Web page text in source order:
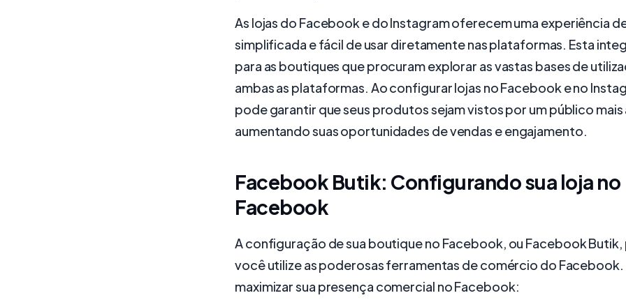
As lojas do Facebook e do Instagram oferecem uma experiência
simplificada e fácil de usar diretamente nas plataformas. Esta
para as boutiques que procuram explorar as vastas bases de
ambas as plataformas. Ao configurar lojas no Facebook e no
pode garantir que seus produtos sejam vistos por um público
aumentando suas oportunidades de vendas e engajamento.
Facebook Butik: Configurando sua loja no
Facebook
A configuração de sua boutique no Facebook, ou Facebook
você utilize as poderosas ferramentas de comércio do Facebook.
maximizar sua presença comercial no Facebook: